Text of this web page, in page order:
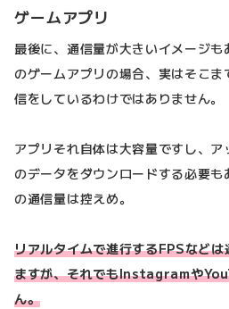
ゲームアプリ
最後に、通信量が大きいイメージ
のゲームアプリの場合、実はそこ
信をしているわけではありません。
アプリそれ自体は大容量ですし、
のデータをダウンロードする必要
の通信量は控えめ。
リアルタイムで進行するFPSなど
ますが、それでもInstagramや
ん。